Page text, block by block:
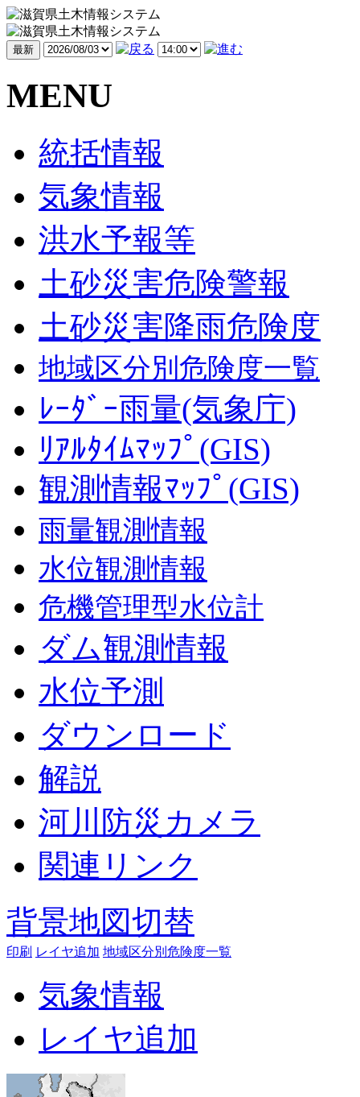
MENU
統括情報
気象情報
洪水予報等
土砂災害危険警報
土砂災害降雨危険度
地域区分別危険度一覧
ﾚｰﾀﾞｰ雨量(気象庁)
ﾘｱﾙﾀｲﾑﾏｯﾌﾟ(GIS)
観測情報ﾏｯﾌﾟ(GIS)
雨量観測情報
水位観測情報
危機管理型水位計
ダム観測情報
水位予測
ダウンロード
解説
河川防災カメラ
関連リンク
背景地図切替
印刷 レイヤ追加 地域区分別危険度一覧
気象情報
レイヤ追加